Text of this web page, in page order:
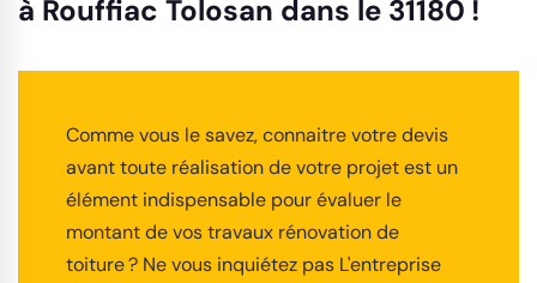
à Rouffiac Tolosan dans le 31180 !
Comme vous le savez, connaitre votre devis
avant toute réalisation de votre projet est un
élément indispensable pour évaluer le
montant de vos travaux rénovation de
toiture ? Ne vous inquiétez pas L'entreprise